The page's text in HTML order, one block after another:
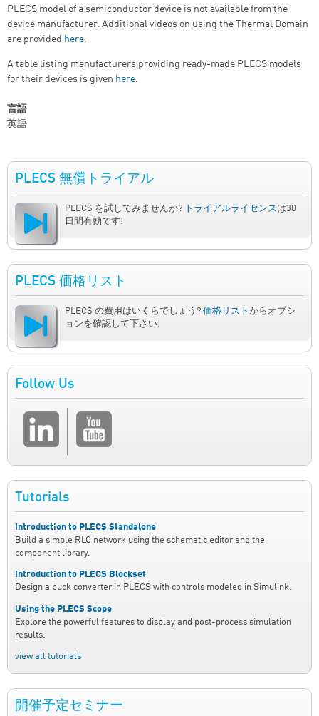
PLECS model of a semiconductor device is not available from the
device manufacturer. Additional videos on using the Thermal Domain
are provided here.
A table listing manufacturers providing ready-made PLECS models
for their devices is given here.
言語
英語
PLECS 無償トライアル
PLECS を試してみませんか? トライアルライセンスは30
日間有効です!
PLECS 価格リスト
PLECS の費用はいくらでしょう? 価格リスト からオプシ
ョンを確認して下さい!
Follow Us
Tutorials
Introduction to PLECS Standalone
Build a simple RLC network using the schematic editor and the
component library.
Introduction to PLECS Blockset
Design a buck converter in PLECS with controls modeled in Simulink.
Using the PLECS Scope
Explore the powerful features to display and post-process simulation
results.
view all tutorials
開催予定セミナー